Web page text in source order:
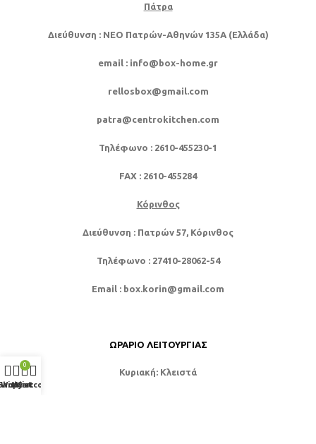
Πάτρα
Διεύθυνση : NEO Πατρών-Αθηνών 135Α (Ελλάδα)
email : info@box-home.gr
rellosbox@gmail.com
patra@centrokitchen.com
Τηλέφωνο : 2610-455230-1
FAX : 2610-455284
Κόρινθος
Διεύθυνση : Πατρών 57, Κόρινθος
Τηλέφωνο : 27410-28062-54
Email : box.korin@gmail.com
ΩΡΆΡΙΟ ΛΕΙΤΟΥΡΓΊΑΣ
Κυριακή: Κλειστά
Wishlist
0
Cart
My account